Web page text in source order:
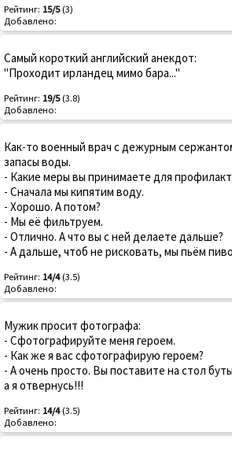
Рейтинг: 15/5(3)
Добавлено:
Самый короткий английский анекдот:
"Проходит ирландец мимо бара..."
Рейтинг: 19/5(3.8)
Добавлено:
Как-то военный врач с дежурным
запасы воды.
- Какие меры вы принимаете для
- Сначала мы кипятим воду.
- Хорошо. А потом?
- Мы её фильтруем.
- Отлично. А что вы с ней делаете дальше?
- А дальше, чтоб не рисковать, мы пьём
Рейтинг: 14/4(3.5)
Добавлено:
Мужик просит фотографа:
- Сфотографируйте меня героем.
- Как же я вас сфотографирую героем?
- А очень просто. Вы поставите на стол
а я отвернусь!!!
Рейтинг: 14/4(3.5)
Добавлено: